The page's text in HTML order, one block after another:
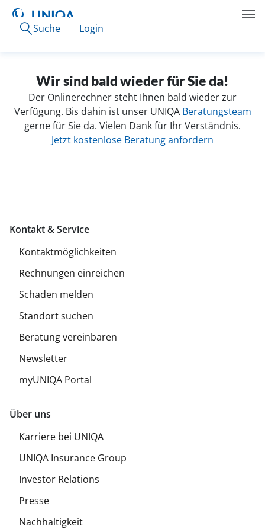
Suche Login
Wir sind bald wieder für Sie da!
Der Onlinerechner steht Ihnen bald wieder zur
Verfügung. Bis dahin ist unser UNIQA Beratungsteam
gerne für Sie da. Vielen Dank für Ihr Verständnis.
Jetzt kostenlose Beratung anfordern
Kontakt & Service
Kontaktmöglichkeiten
Rechnungen einreichen
Schaden melden
Standort suchen
Beratung vereinbaren
Newsletter
myUNIQA Portal
Über uns
Karriere bei UNIQA
UNIQA Insurance Group
Investor Relations
Presse
Nachhaltigkeit